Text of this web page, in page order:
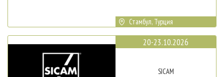
Стамбул, Турция
20-23.10.2026
SICAM